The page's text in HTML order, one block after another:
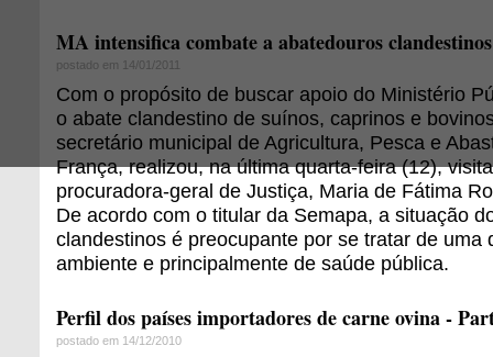
MA intensifica combate a abatedouros clandestinos
postado em 14/01/2011
Com o propósito de buscar apoio do Ministério
o abate clandestino de suínos, caprinos e
secretário municipal de Agricultura, Pesca e
França, realizou, na última quarta-feira (12),
procuradora-geral de Justiça, Maria de Fátima
De acordo com o titular da Semapa, a situação
clandestinos é preocupante por se tratar de uma
ambiente e principalmente de saúde pública.
Perfil dos países importadores de carne ovina -
postado em 14/12/2010